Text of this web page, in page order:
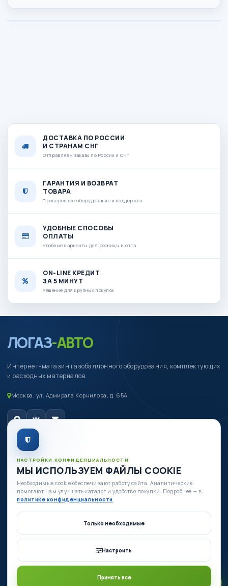
ДОСТАВКА ПО РОССИИ
И СТРАНАМ СНГ
Отправляем заказы по России и СНГ
ГАРАНТИЯ И ВОЗВРАТ
ТОВАРА
Проверенное оборудование и поддержка
УДОБНЫЕ СПОСОБЫ
ОПЛАТЫ
Удобные варианты для розницы и опта
ON-LINE КРЕДИТ
ЗА 5 МИНУТ
Решение для крупных покупок
ЛОГАЗ-АВТО
Интернет-магазин газобаллонного оборудования, комплектующих
и расходных материалов.
Москва, ул. Адмирала Корнилова, д. 65А
Служба поддержки
О компании
Личный кабинет
Есть вопросы по оборудованию?
+7 (495) 664-54-80
НАСТРОЙКИ КОНФИДЕНЦИАЛЬНОСТИ
МЫ ИСПОЛЬЗУЕМ ФАЙЛЫ COOKIE
Необходимые cookie обеспечивают работу сайта. Аналитические
помогают нам улучшать каталог и удобство покупки. Подробнее — в
политике конфиденциальности.
Только необходимые
Настроить
Принять все